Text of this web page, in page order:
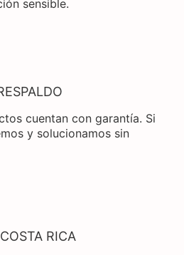
sensible.
cuentan con garantía. Si
y solucionamos sin
RICA